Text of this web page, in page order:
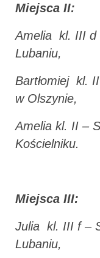
Miejsca II:
Amelia kl. III d
Lubaniu,
Bartłomiej kl.
w Olszynie,
Amelia kl. II –
Kościelniku.
Miejsca III:
Julia kl. III f –
Lubaniu,